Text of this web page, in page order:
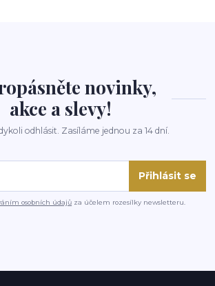
novinky,
akce a slevy!
odhlásit. Zasíláme jednou za 14 dní.
Přihlásit se
osobních údajů za účelem rozesílky newsletteru.